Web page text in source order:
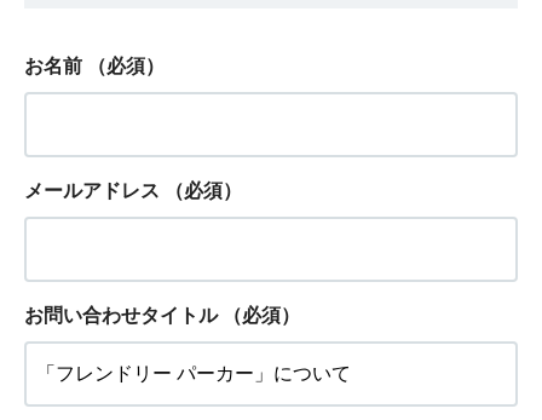
お名前 （必須）
メールアドレス （必須）
お問い合わせタイトル （必須）